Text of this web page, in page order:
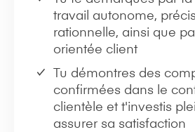
travail autonome,
rationnelle, ainsi que
orientée client
Tu démontres des
confirmées dans le
clientèle et t'investis
assurer sa satisfaction